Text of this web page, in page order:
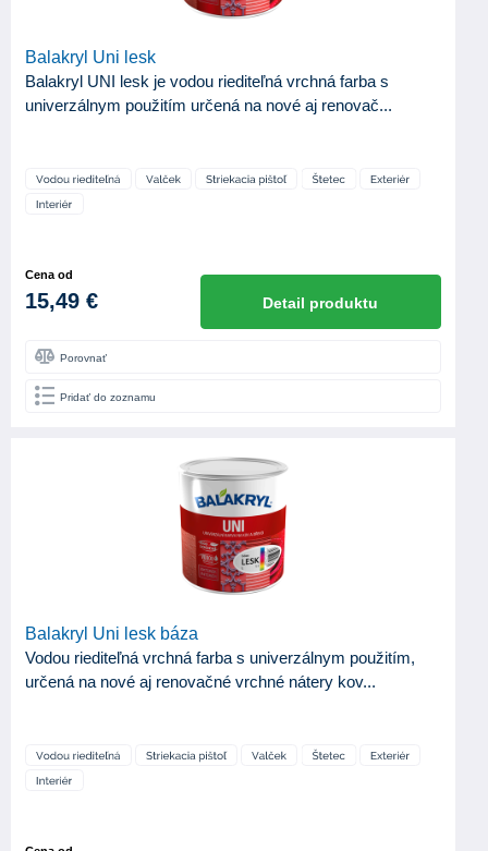
Balakryl Uni lesk
Balakryl UNI lesk je vodou riediteľná vrchná farba s
univerzálnym použitím určená na nové aj renovač...
Cena od
15,49 € Detail produktu
Porovnať
Pridať do zoznamu
Balakryl Uni lesk báza
Vodou riediteľná vrchná farba s univerzálnym použitím,
určená na nové aj renovačné vrchné nátery kov...